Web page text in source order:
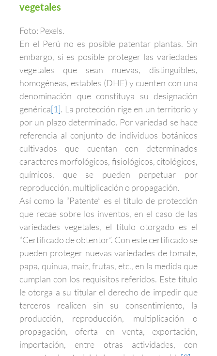
vegetales
Foto: Pexels.
En el Perú no es posible patentar plantas. Sin
embargo, sí es posible proteger las variedades
vegetales que sean nuevas, distinguibles,
homogéneas, estables (DHE) y cuenten con una
denominación que constituya su designación
genérica[1]. La protección rige en un territorio y
por un plazo determinado. Por variedad se hace
referencia al conjunto de individuos botánicos
cultivados que cuentan con determinados
caracteres morfológicos, fisiológicos, citológicos,
químicos, que se pueden perpetuar por
reproducción, multiplicación o propagación.
Así como la “Patente” es el título de protección
que recae sobre los inventos, en el caso de las
variedades vegetales, el título otorgado es el
“Certificado de obtentor”. Con este certificado se
pueden proteger nuevas variedades de tomate,
papa, quinua, maíz, frutas, etc., en la medida que
cumplan con los requisitos referidos. Este título
le otorga a su titular el derecho de impedir que
terceros realicen sin su consentimiento, la
producción, reproducción, multiplicación o
propagación, oferta en venta, exportación,
importación, entre otras actividades, con